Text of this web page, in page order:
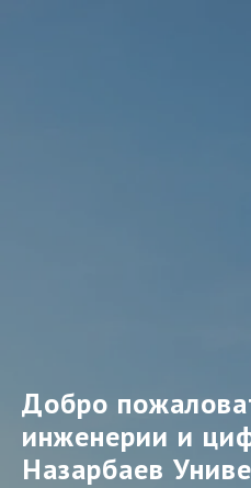
Добро
инженерии и
Назарбаев